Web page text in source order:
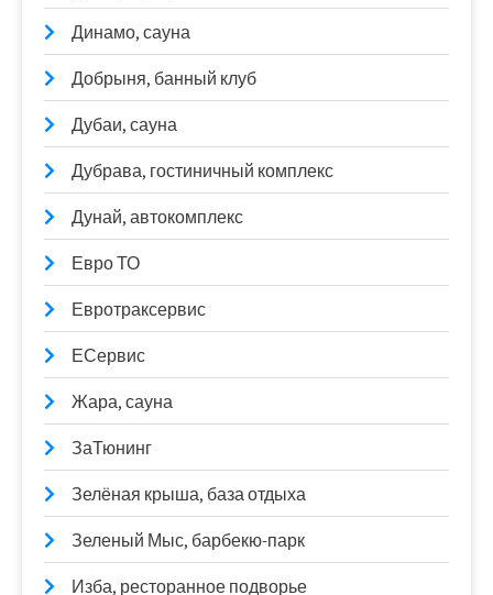
Динамо, сауна
Добрыня, банный клуб
Дубаи, сауна
Дубрава, гостиничный комплекс
Дунай, автокомплекс
Евро ТО
Евротраксервис
ЕСервис
Жара, сауна
ЗаТюнинг
Зелёная крыша, база отдыха
Зеленый Мыс, барбекю-парк
Изба, ресторанное подворье